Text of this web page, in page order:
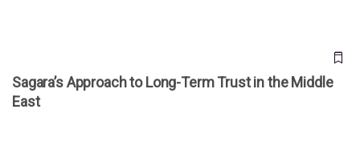
Sagara’s Approach to Long-Term Trust in the Middle
East